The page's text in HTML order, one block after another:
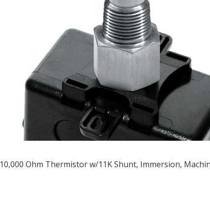
10,000 Ohm Thermistor w/11K Shunt, Immersion,